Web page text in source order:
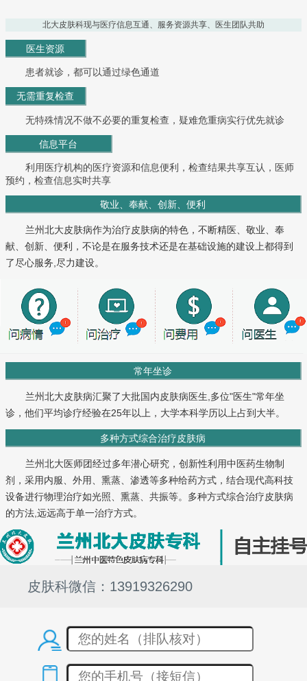
北大皮肤科现与医疗信息互通、服务资源共享、医生团队共助
医生资源
患者就诊，都可以通过绿色通道
无需重复检查
无特殊情况不做不必要的重复检查，疑难危重病实行优先就诊
信息平台
利用医疗机构的医疗资源和信息便利，检查结果共享互认，医师
预约，检查信息实时共享
敬业、奉献、创新、便利
兰州北大皮肤病作为治疗皮肤病的特色，不断精医、敬业、奉
献、创新、便利，不论是在服务技术还是在基础设施的建设上都得到
了尽心服务,尽力建设。
常年坐诊
兰州北大皮肤病汇聚了大批国内皮肤病医生,多位"医生"常年坐
诊，他们平均诊疗经验在25年以上，大学本科学历以上占到大半。
多种方式综合治疗皮肤病
兰州北大医师团经过多年潜心研究，创新性利用中医药生物制
剂，采用内服、外用、熏蒸、渗透等多种给药方式，结合现代高科技
设备进行物理治疗如光照、熏蒸、共振等。多种方式综合治疗皮肤病
的方法,远远高于单一治疗方式。
皮肤科微信：13919326290